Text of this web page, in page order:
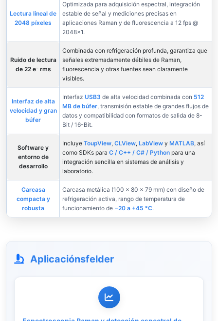
Lectura lineal de
2048 píxeles
Optimizada para adquisición espectral, integración
estable de señal y mediciones precisas en
aplicaciones Raman y de fluorescencia a 12 fps @
2048×1.
Ruido de lectura
de 22 e⁻ rms
Combinada con refrigeración profunda, garantiza que
señales extremadamente débiles de Raman,
fluorescencia y otras fuentes sean claramente
visibles.
Interfaz de alta
velocidad y gran
búfer
Interfaz USB3 de alta velocidad combinada con 512
MB de búfer, transmisión estable de grandes flujos de
datos y compatibilidad con formatos de salida de 8-
Bit / 16-Bit.
Software y
entorno de
desarrollo
Incluye ToupView, CLView, LabViewy MATLAB, así
como SDKs para C / C++ / C# / Pythonpara una
integración sencilla en sistemas de análisis y
laboratorio.
Carcasa
compacta y
robusta
Carcasa metálica (100 × 80 × 79 mm) con diseño de
refrigeración activa, rango de temperatura de
funcionamiento de −20 a +45 °C.
Aplicaciónsfelder